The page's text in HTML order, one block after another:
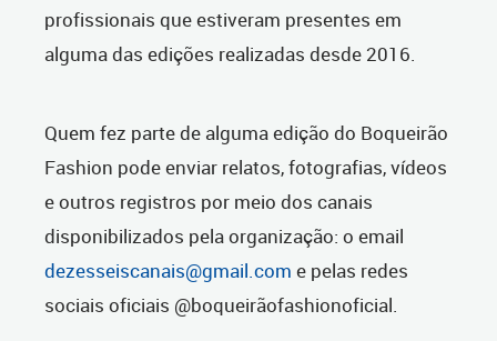
profissionais que estiveram presentes em
alguma das edições realizadas desde 2016.
Quem fez parte de alguma edição do Boqueirão
Fashion pode enviar relatos, fotografias, vídeos
e outros registros por meio dos canais
disponibilizados pela organização: o email
dezesseiscanais@gmail.com e pelas redes
sociais oficiais @boqueirãofashionoficial.